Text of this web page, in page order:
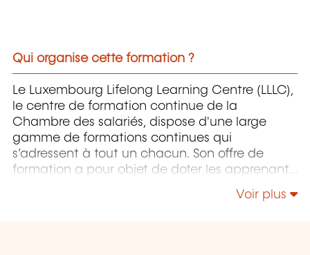
Qui organise cette formation ?
Le Luxembourg Lifelong Learning Centre (LLLC),
le centre de formation continue de la
Chambre des salariés, dispose d'une large
gamme de formations continues qui
s’adressent à tout un chacun. Son offre de
formation a pour objet de doter les apprenants
approprié pour maîtriser un environnement de
Voir plus